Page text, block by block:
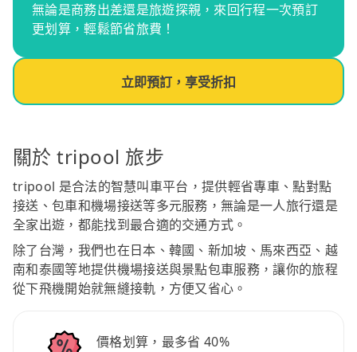
無論是商務出差還是旅遊探親，來回行程一次預訂
更划算，輕鬆節省旅費！
立即預訂，享受折扣
關於 tripool 旅步
tripool 是合法的智慧叫車平台，提供輕省專車、點對點
接送、包車和機場接送等多元服務，無論是一人旅行還是
全家出遊，都能找到最合適的交通方式。
除了台灣，我們也在日本、韓國、新加坡、馬來西亞、越
南和泰國等地提供機場接送與景點包車服務，讓你的旅程
從下飛機開始就無縫接軌，方便又省心。
價格划算，最多省 40%